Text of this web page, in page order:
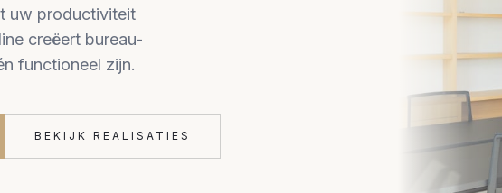
uw productiviteit
creëert bureau-
functioneel zijn.
BEKIJK REALISATIES